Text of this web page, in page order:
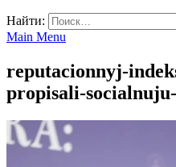
Найти:
Main Menu
reputacionnyj-
propisali-